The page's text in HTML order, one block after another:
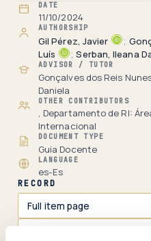
DATE
11/10/2024
AUTHORSHIP
Gil Pérez, Javier ;
Luís
; Serban, Ileana
ADVISOR / TUTOR
Gonçalves dos Reis
Daniela
OTHER CONTRIBUTORS
, Departamento de RI:
Internacional
DOCUMENT TYPE
Guia Docente
LANGUAGE
es-Es
RECORD
Full item page